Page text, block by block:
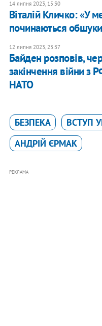
14 липня 2023, 15:30
Віталій Кличко: «У
починаються
12 липня 2023, 23:37
Байден розповів,
закінчення війни з
НАТО
БЕЗПЕКА
ВСТУП
АНДРІЙ ЄРМАК
РЕКЛАМА